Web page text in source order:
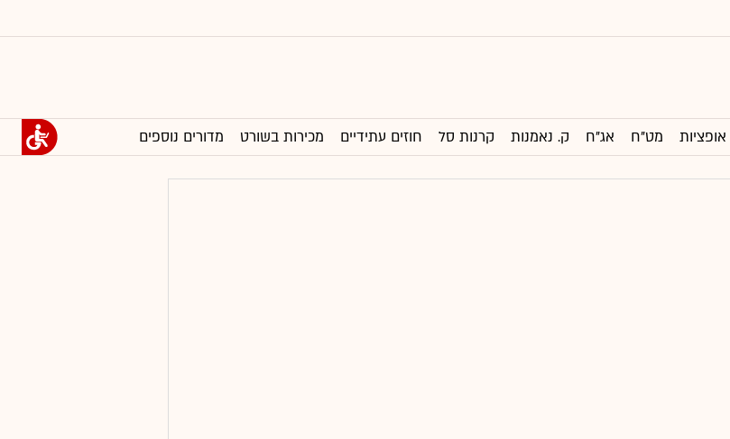
אופציות מט"ח אג"ח ק. נאמנות קרנות סל חוזים עתידיים מכירות בשורט מדורים נוספים